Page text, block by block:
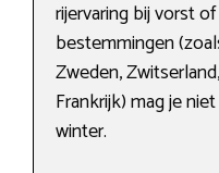
rijervaring bij vorst
bestemmingen
Zweden,
Frankrijk) mag je
winter.